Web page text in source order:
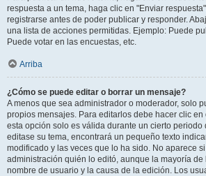
respuesta a un tema, haga clic en "Enviar
registrarse antes de poder publicar y responder.
una lista de acciones permitidas. Ejemplo: Puede
Puede votar en las encuestas, etc.
Arriba
¿Cómo se puede editar o borrar un mensaje?
A menos que sea administrador o moderador, solo
propios mensajes. Para editarlos debe hacer clic en
esta opción solo es válida durante un cierto periodo
editase su tema, encontrará un pequeño texto
modificado y las veces que lo ha sido. No aparece
administración quién lo editó, aunque la mayoría de
nombre de usuario y la causa de la edición. Los